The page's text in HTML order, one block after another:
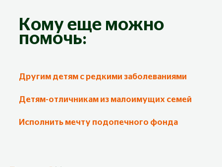
Кому еще можно
помочь:
Другим детям с редкими заболеваниями
Детям-отличникам из малоимущих семей
Исполнить мечту подопечного фонда